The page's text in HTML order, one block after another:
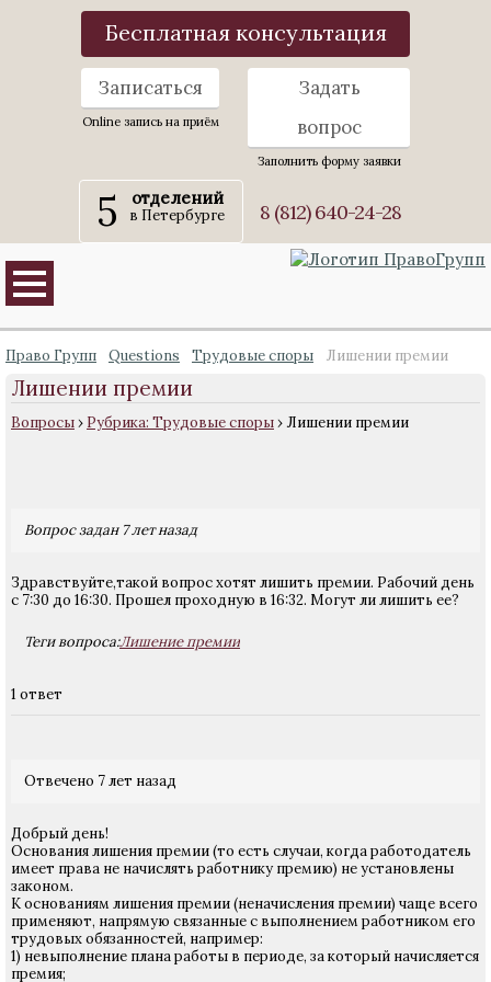
Бесплатная консультация
Записаться
Online запись на приём
Задать
вопрос
Заполнить форму заявки
5 отделений
в Петербурге 8 (812) 640-24-28
Право Групп Questions Трудовые споры Лишении премии
Лишении премии
Вопросы› Рубрика: Трудовые споры›Лишении премии
Вопрос задан 7 лет назад
Здравствуйте,такой вопрос хотят лишить премии. Рабочий день
с 7:30 до 16:30. Прошел проходную в 16:32. Могут ли лишить ее?
Теги вопроса:Лишение премии
1 ответ
Отвечено 7 лет назад
Добрый день!
Основания лишения премии (то есть случаи, когда работодатель
имеет права не начислять работнику премию) не установлены
законом.
К основаниям лишения премии (неначисления премии) чаще всего
применяют, напрямую связанные с выполнением работником его
трудовых обязанностей, например:
1) невыполнение плана работы в периоде, за который начисляется
премия;